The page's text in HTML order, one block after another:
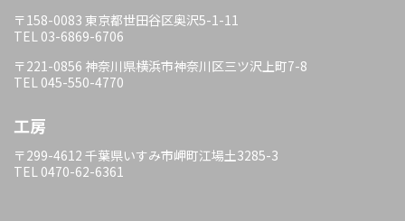
〒158-0083 東京都世田谷区奥沢5-1-11
TEL 03-6869-6706
〒221-0856 神奈川県横浜市神奈川区三ツ沢上町7-8
TEL 045-550-4770
工房
〒299-4612 千葉県いすみ市岬町江場土3285-3
TEL 0470-62-6361